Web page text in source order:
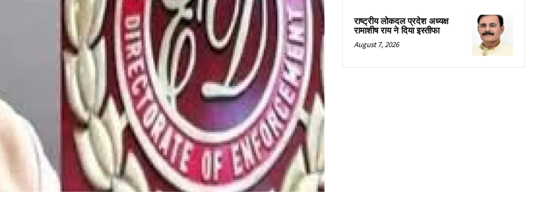
राष्ट्रीय लोकदल प्रदेश अध्यक्ष
रामाशीष राय ने दिया इस्तीफा
August 7, 2026